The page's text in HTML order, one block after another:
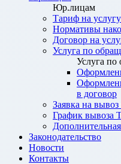
Юр.лицам
Тариф на
Нормативы
Договор на
Услуга по
Услуга
в договор
Заявка на
График вывоза
Законодательство
Новости
Контакты